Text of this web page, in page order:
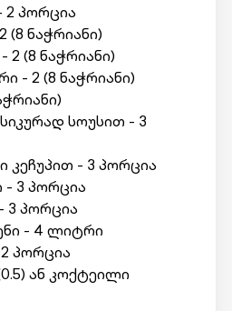
2 პორცია
(8 ნაჭრიანი)
2 (8 ნაჭრიანი)
- 2 (8 ნაჭრიანი)
სოუსით - 3
- 3 პორცია
3 პორცია
3 პორცია
- 4 ლიტრი
პორცია
ან კოქტეილი